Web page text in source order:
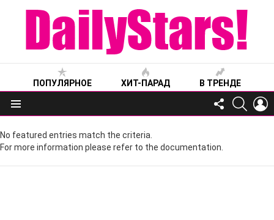
ПОПУЛЯРНОЕ ХИТ-ПАРАД В ТРЕНДЕ
Меню
FOLLOW
US
No featured entries match the criteria.
For more information please refer to the documentation.